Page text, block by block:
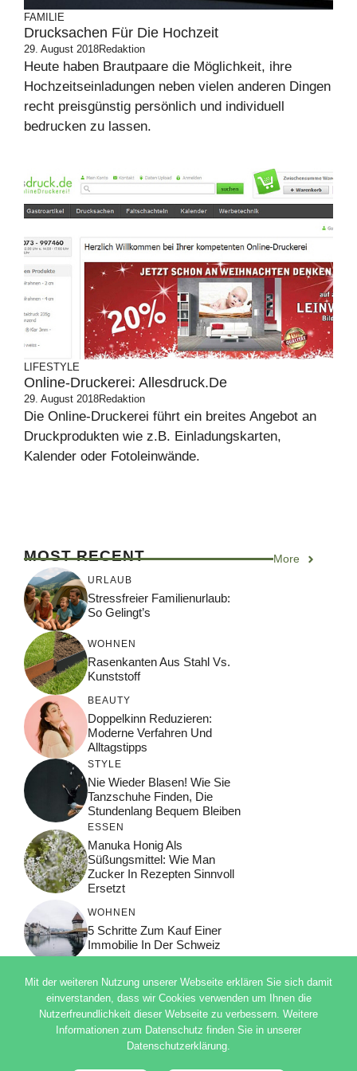
FAMILIE
Drucksachen Für Die Hochzeit
29. August 2018Redaktion
Heute haben Brautpaare die Möglichkeit, ihre
Hochzeitseinladungen neben vielen anderen Dingen
recht preisgünstig persönlich und individuell
bedrucken zu lassen.
LIFESTYLE
Online-Druckerei: Allesdruck.de
29. August 2018Redaktion
Die Online-Druckerei führt ein breites Angebot an
Druckprodukten wie z.B. Einladungskarten,
Kalender oder Fotoleinwände.
MOST RECENT More
URLAUB
Stressfreier Familienurlaub:
So Gelingt’s
WOHNEN
Rasenkanten Aus Stahl Vs.
Kunststoff
BEAUTY
Doppelkinn Reduzieren:
Moderne Verfahren Und
Alltagstipps
STYLE
Nie Wieder Blasen! Wie Sie
Tanzschuhe Finden, Die
Stundenlang Bequem Bleiben
ESSEN
Manuka Honig Als
Süßungsmittel: Wie Man
Zucker In Rezepten Sinnvoll
Ersetzt
WOHNEN
5 Schritte Zum Kauf Einer
Immobilie In Der Schweiz
© 2026 ADSIMPLE
DATENSCHUTZERKLÄRUNG
Mit der weiteren Nutzung unserer Webseite erklären Sie sich damit
einverstanden, dass wir Cookies verwenden um Ihnen die
Nutzerfreundlichkeit dieser Webseite zu verbessern. Weitere
Informationen zum Datenschutz finden Sie in unserer
Datenschutzerklärung.